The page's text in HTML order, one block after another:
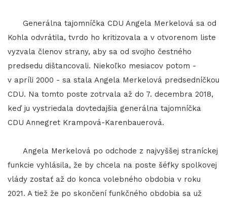
Generálna tajomníčka CDU Angela Merkelová sa od
Kohla odvrátila, tvrdo ho kritizovala a v otvorenom liste
vyzvala členov strany, aby sa od svojho čestného
predsedu dištancovali. Niekoľko mesiacov potom -
v apríli 2000 - sa stala Angela Merkelová predsedníčkou
CDU. Na tomto poste zotrvala až do 7. decembra 2018,
keď ju vystriedala dovtedajšia generálna tajomníčka
CDU Annegret Krampová-Karenbauerová.
Angela Merkelová po odchode z najvyššej straníckej
funkcie vyhlásila, že by chcela na poste šéfky spolkovej
vlády zostať až do konca volebného obdobia v roku
2021. A tiež že po skončení funkčného obdobia sa už